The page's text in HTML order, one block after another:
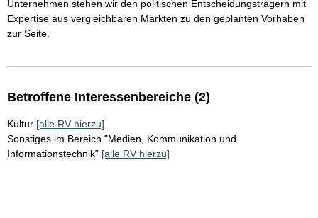
Unternehmen stehen wir den politischen Entscheidungsträgern mit
Expertise aus vergleichbaren Märkten zu den geplanten Vorhaben
zur Seite.
Betroffene Interessenbereiche (2)
Kultur [alle RV hierzu]
Sonstiges im Bereich "Medien, Kommunikation und
Informationstechnik" [alle RV hierzu]